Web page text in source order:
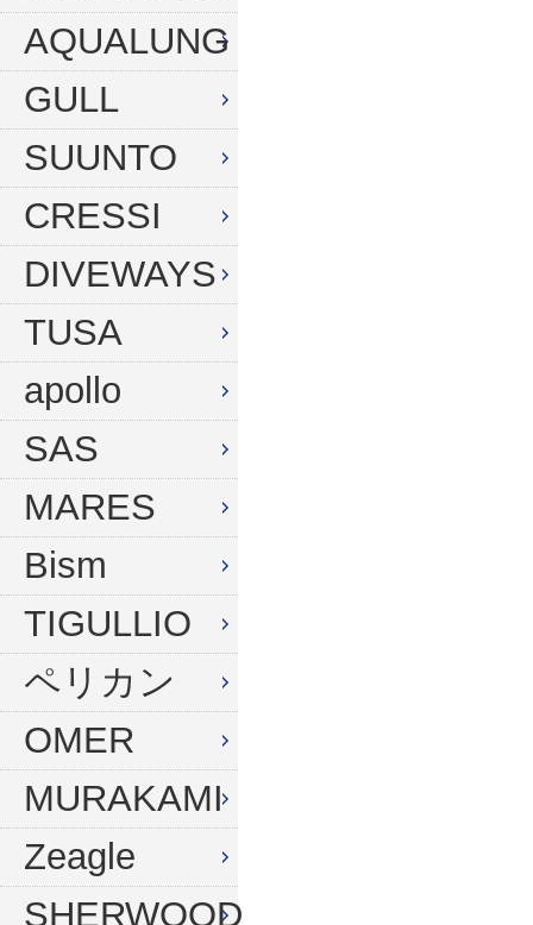
手モリ・パラライザー
手モリアクセサリー
スカリ・網
アワビオコシ
その他
フック
ダイブコンピューター
マスク
フィン
ウェットスーツ
インナー
グローブ
バッグ
ウェイト
ナイフ
タンク（250気圧）
タンク（300気圧）
マスク
フィン
ドライスーツ用フィン
ブーツ
ウィンターグローブ
ドライフード
フードベスト
メッシュバッグ
ウェイトベルト
アンクルウェイト
ウェイトベスト
水中ライト
AQUALUNG
GULL
SUUNTO
CRESSI
DIVEWAYS
TUSA
apollo
SAS
MARES
Bism
TIGULLIO
ペリカン
OMER
MURAKAMI
Zeagle
SHERWOOD